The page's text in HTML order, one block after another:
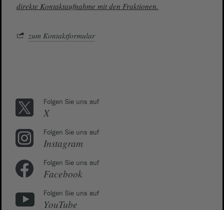
direkte Kontaktaufnahme mit den Fraktionen.
zum Kontaktformular
Folgen Sie uns auf
X
Folgen Sie uns auf
Instagram
Folgen Sie uns auf
Facebook
Folgen Sie uns auf
YouTube